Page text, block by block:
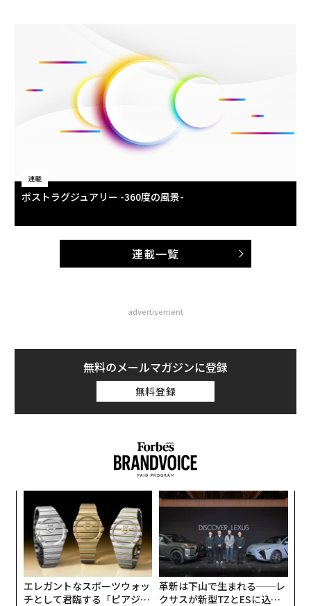
連載
ポストラグジュアリー -360度の風景-
連載一覧
advertisement
無料のメールマガジンに登録
無料登録
エレガントなスポーツウォッ
チとして君臨する「ピアジ
革新は下山で生まれる──レ
クサスが新型TZとESに込め